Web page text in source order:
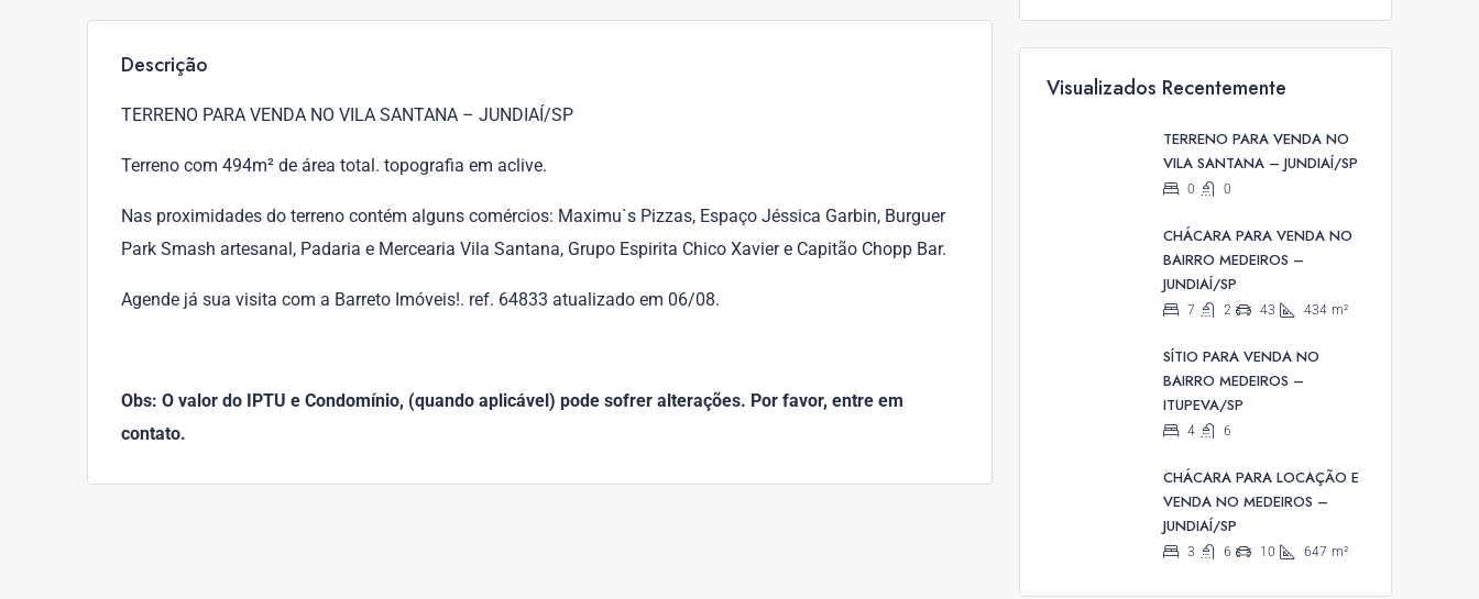
Descrição
TERRENO PARA VENDA NO VILA SANTANA – JUNDIAÍ/SP
Terreno com 494m² de área total. topografia em aclive.
Nas proximidades do terreno contém alguns comércios: Maximu`s Pizzas, Espaço Jéssica Garbin, Burguer
Park Smash artesanal, Padaria e Mercearia Vila Santana, Grupo Espirita Chico Xavier e Capitão Chopp Bar.
Agende já sua visita com a Barreto Imóveis!. ref. 64833 atualizado em 06/08.
Obs: O valor do IPTU e Condomínio, (quando aplicável) pode sofrer alterações. Por favor, entre em
contato.
Visualizados Recentemente
TERRENO PARA VENDA NO
VILA SANTANA – JUNDIAÍ/SP
0 0
CHÁCARA PARA VENDA NO
BAIRRO MEDEIROS –
JUNDIAÍ/SP
7 2 43 434 m²
SÍTIO PARA VENDA NO
BAIRRO MEDEIROS –
ITUPEVA/SP
4 6
CHÁCARA PARA LOCAÇÃO E
VENDA NO MEDEIROS –
JUNDIAÍ/SP
3 6 10 647 m²